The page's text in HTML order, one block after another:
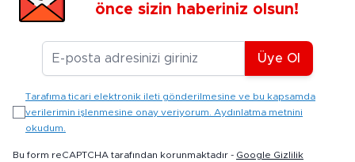
önce sizin haberiniz olsun!
E-posta Adresiniz
Üye Ol
Tarafıma ticari elektronik ileti gönderilmesine ve bu kapsamda
verilerimin işlenmesine onay veriyorum. Aydınlatma metnini
okudum.
Bu form reCAPTCHA tarafından korunmaktadır - Google Gizlilik